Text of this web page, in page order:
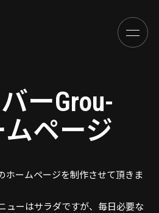
ーGrou-
ムページ
ホームページを制作させて頂きま
ューはサラダですが、毎日必要な